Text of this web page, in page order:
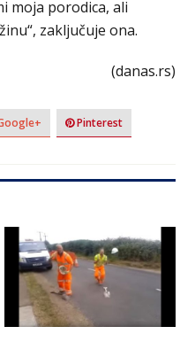
moja porodica, ali
zaključuje ona.
(danas.rs)
Pinterest